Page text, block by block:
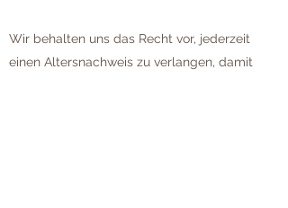
Wir behalten uns das Recht vor, jederzeit
einen Altersnachweis zu verlangen, damit